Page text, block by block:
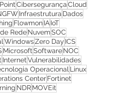
CibersegurançaCloud
Infraestrutura Dados
FlowmonIAIoT
Rede NuvemSOC
WindowsZero Day ICS
MicrosoftSoftware NOC
InternetVulnerabilidades
Operacional Linux
Center Fortinet
NDRMOVEit